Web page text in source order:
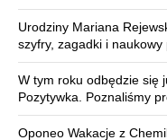
Urodziny Mariana
szyfry, zagadki i naukowy
W tym roku odbędzie się
Pozytywka. Poznaliśmy
Oponeo Wakacje z